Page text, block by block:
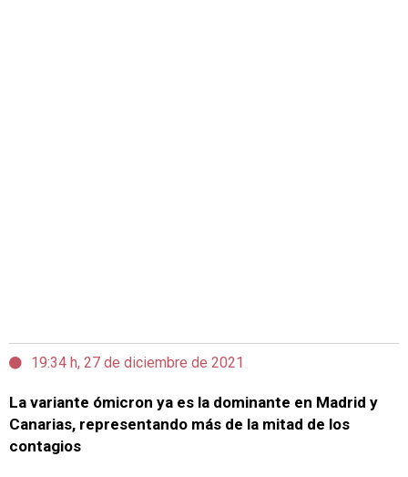
19:34 h, 27 de diciembre de 2021
La variante ómicron ya es la dominante en Madrid y
Canarias, representando más de la mitad de los
contagios